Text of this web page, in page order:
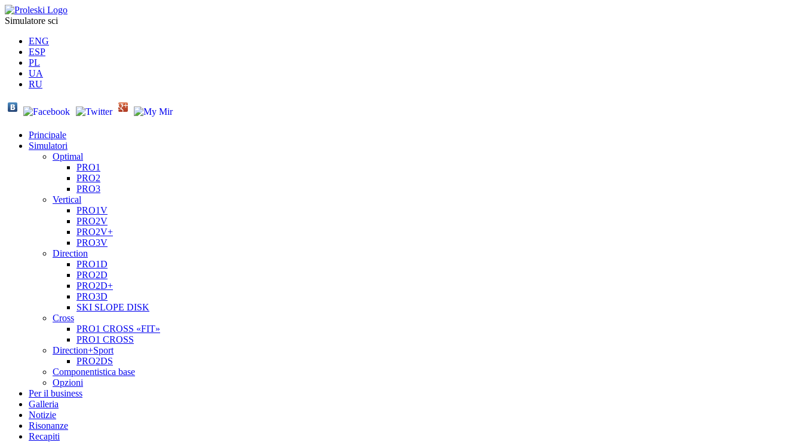
Simulatore sci
ENG
ESP
PL
UA
RU
Principale
Simulatori
Optimal
PRO1
PRO2
PRO3
Vertical
PRO1V
PRO2V
PRO2V+
PRO3V
Direction
PRO1D
PRO2D
PRO2D+
PRO3D
SKI SLOPE DISK
Cross
PRO1 CROSS «FIT»
PRO1 CROSS
Direction+Sport
PRO2DS
Componentistica base
Opzioni
Per il business
Galleria
Notizie
Risonanze
Recapiti